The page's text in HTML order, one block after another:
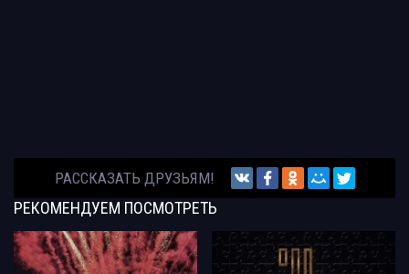
РАССКАЗАТЬ ДРУЗЬЯМ!
РЕКОМЕНДУЕМ ПОСМОТРЕТЬ